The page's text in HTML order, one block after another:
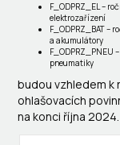
F_ODPRZ_EL –
elektrozařízení
F_ODPRZ_BAT –
a akumulátory
F_ODPRZ_PNEU
pneumatiky
budou vzhledem k
ohlašovacích
na konci října 2024.